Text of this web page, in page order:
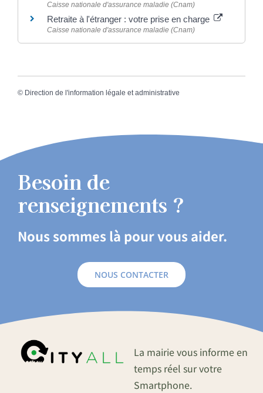
Caisse nationale d'assurance maladie (Cnam)
Retraite à l'étranger : votre prise en charge
Caisse nationale d'assurance maladie (Cnam)
© Direction de l'information légale et administrative
Besoin de
renseignements ?
Nous sommes là pour vous aider.
NOUS CONTACTER
La mairie vous informe en
temps réel sur votre
Smartphone.